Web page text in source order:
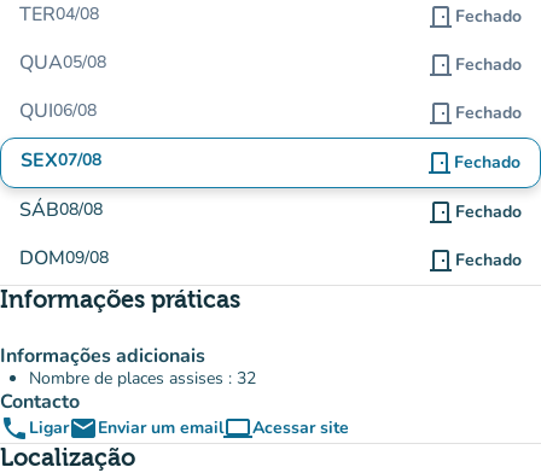
TER04/08 door_front Fechado
QUA05/08 door_front Fechado
QUI06/08 door_front Fechado
SEX07/08 door_front Fechado
SÁB08/08 door_front Fechado
DOM09/08 door_front Fechado
Informações práticas
Informações adicionais
Nombre de places assises : 32
Contacto
phone LigaremailEnviar um emailcomputerAcessar site
(novo separador)
Localização